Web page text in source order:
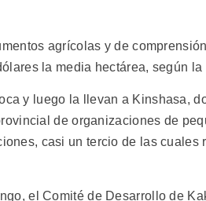
agrícolas y de
la media hectárea, según
y luego la llevan a Kinshasa,
de organizaciones de
casi un tercio de las cuales
el Comité de Desarrollo de